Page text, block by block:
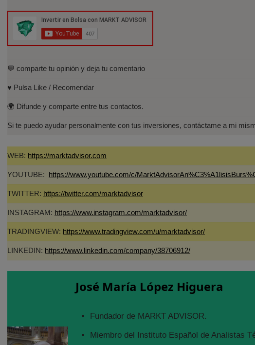
💬 comparte tu opinión y deja tu comentario
♥️ Pulsa Like / Recomendar
🌍 Difunde y comparte entre tus contactos.
Si te puedo ayudar personalmente con tus inversiones, contáctame a mi
WEB: https://marktadvisor.com
YOUTUBE: https://www.youtube.com/c/
TWITTER: https://twitter.com/marktadvisor
INSTAGRAM: https://www.instagram.com/marktadvisor/
TRADINGVIEW: https://www.tradingview.com/u/marktadvisor/
LINKEDIN: https://www.linkedin.com/company/38706912/
José María López Higuera
Fundador de MARKT ADVISOR.
Miembro del Instituto Español de Analistas